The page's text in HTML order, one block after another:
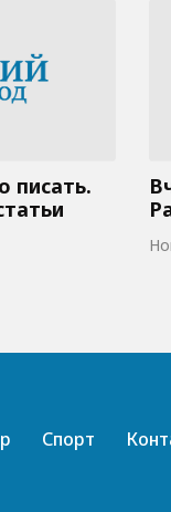
писать.
Спорт